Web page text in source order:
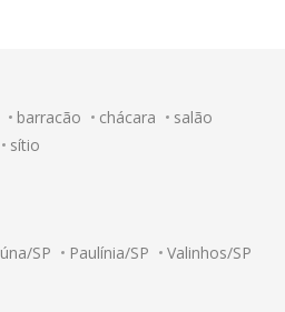
barracão chácara
salão
sítio
SP Paulínia/SP Valinhos/SP